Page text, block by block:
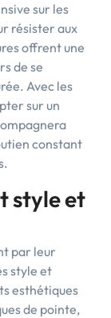
sur les
résister aux
offrent une
de se
Avec les
sur un
constant
style et
par leur
style et
esthétiques
de pointe,